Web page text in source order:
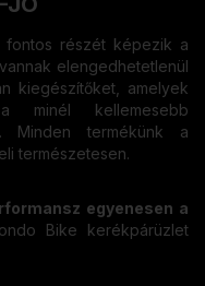
fontos részét képezik a
elengedhetetlenül
kiegészítőket, amelyek
minél kellemesebb
Minden termékünk a
természetesen.
egyenesen a
Bike kerékpárüzlet